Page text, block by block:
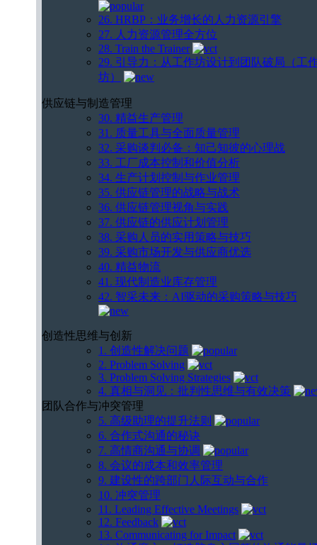
26. HRBP：业务增长的人力资源引擎
27. 人力资源管理全方位
28. Train the Trainer
29. 引导力：从工作坊设计到团队破局（工
坊）
供应链与制造管理
30. 精益生产管理
31. 质量工具与全面质量管理
32. 采购谈判必备：知己知彼的心理战
33. 工厂成本控制和价值分析
34. 生产计划控制与作业管理
35. 供应链管理的战略与战术
36. 供应链管理视角与实践
37. 供应链的供应计划管理
38. 采购人员的实用策略与技巧
39. 采购市场开发与供应商优选
40. 精益物流
41. 现代制造业库存管理
42. 智采未来：AI驱动的采购策略与技巧
创造性思维与创新
1. 创造性解决问题
2. Problem Solving
3. Problem Solving Strategies
4. 真相与洞见：批判性思维与有效决策
团队合作与冲突管理
5. 高级助理的提升法则
6. 合作式沟通的秘诀
7. 高情商沟通与协调
8. 会议的成本和效率管理
9. 建设性的跨部门人际互动与合作
10. 冲突管理
11. Leading Effective Meetings
12. Feedback
13. Communicating for Impact